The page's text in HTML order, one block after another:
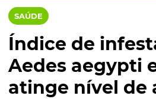
SAÚDE
Índice de
Aedes aegypti
atinge nível de